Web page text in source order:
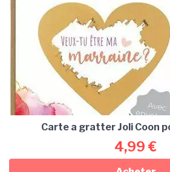
Carte a gratter Joli Coon
4,99 €